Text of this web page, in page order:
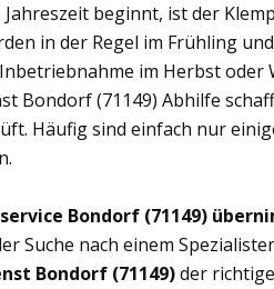
Jahreszeit beginnt, ist der
in der Regel im Frühling
im Herbst
Bondorf (71149) Abhilfe
Häufig sind einfach nur
Bondorf (71149)
Suche nach einem
Bondorf (71149)der